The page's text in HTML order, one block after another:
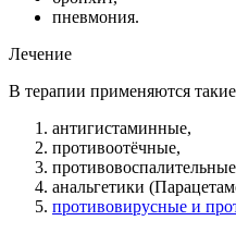
пневмония.
Лечение
В терапии применяются
антигистаминные,
противоотёчные,
противовоспалительные
анальгетики
противовирусные и